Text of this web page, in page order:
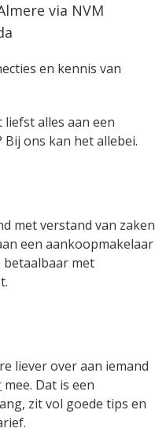
via NVM
en kennis van
alles aan een
ons kan het allebei.
met verstand van zaken
een aankoopmakelaar
betaalbaar met
liever over aan iemand
mee. Dat is een
zit vol goede tips en